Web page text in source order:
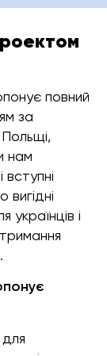
повний
за
нам
українців і